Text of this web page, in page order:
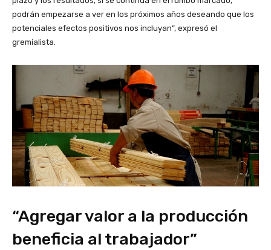
podrán empezarse a ver en los próximos años deseando que los
potenciales efectos positivos nos incluyan”, expresó el
gremialista.
“Agregar valor a la producción
beneficia al trabajador”